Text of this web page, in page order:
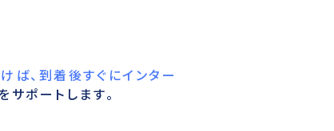
ば、到着後すぐにインター
ポートします。